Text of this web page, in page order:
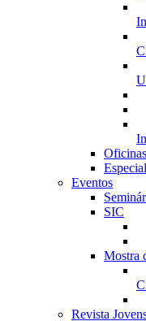
Eventos
SIC
Mostra
Revista